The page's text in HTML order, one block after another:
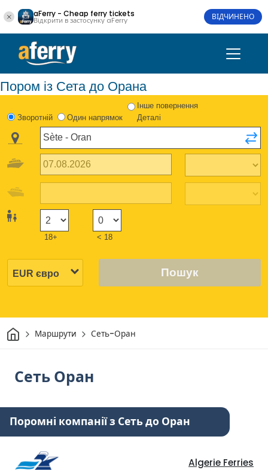
aFerry - Cheap ferry tickets
Відкрити в застосунку aFerry ВІДЧИНЕНО
Пором із Сета до Орана
Зворотній Один напрямок
Інше повернення
Деталі
18+ < 18
Пошук
Дім Маршрути Сеть-Оран
Сеть Оран
Поромні компанії з Сеть до Оран
Algerie Ferries